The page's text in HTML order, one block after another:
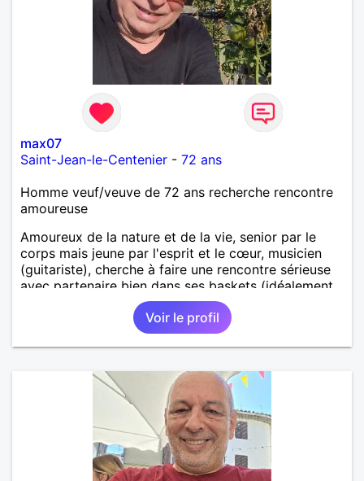
max07
Saint-Jean-le-Centenier - 72 ans
Homme veuf/veuve de 72 ans recherche rencontre
amoureuse
Amoureux de la nature et de la vie, senior par le
corps mais jeune par l'esprit et le cœur, musicien
(guitariste), cherche à faire une rencontre sérieuse
avec partenaire bien dans ses baskets (idéalement,
vous avez entre 60 et 70 ans) pour partager
moments conviviaux et agréables (voyages, sorties,
concerts, etc.) et pourquoi pas faire un bout de
chemin ensemble. Au programme: humour,
intéresse, n'hésitez pas à me contacter, je vous
répondrai avec joie.
Voir le profil